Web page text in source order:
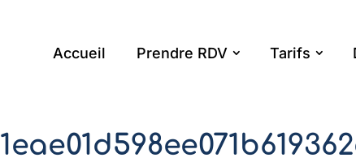
Accueil Prendre RDV Tarifs